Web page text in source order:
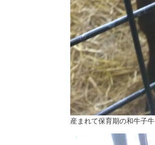
産まれて保育期の和牛子牛